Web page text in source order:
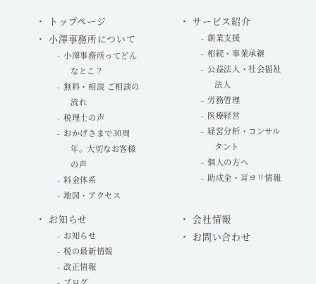
トップページ
小澤事務所について
小澤事務所ってどん
なとこ？
無料・相談 ご相談の
流れ
税理士の声
おかげさまで30周
年。大切なお客様
の声
料金体系
地図・アクセス
サービス紹介
創業支援
相続・事業承継
公益法人・社会福祉
法人
労務管理
医療経営
経営分析・コンサル
タント
個人の方へ
助成金・耳ヨリ情報
お知らせ
お知らせ
税の最新情報
改正情報
会社情報
お問い合わせ